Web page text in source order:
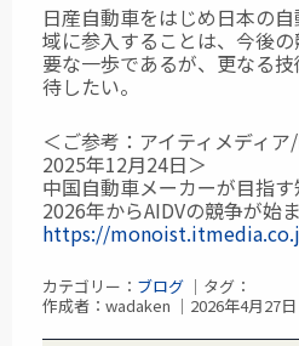
日産自動車をはじめ日本の
域に参入することは、今後
要な一歩であるが、更なる
待したい。
＜ご参考：アイティメディ
2025年12月24日＞
中国自動車メーカーが目指す
2026年からAIDVの競争が始
https://
カテゴリー： ブログ ｜タグ：
作成者：wadaken ｜2026年4月27日